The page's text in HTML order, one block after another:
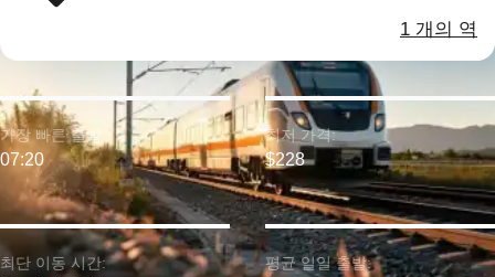
1 개의 역
최단 이동 시간:
가장 빠른 출발:
07:20
최저 가격:
$228
평균 일일 출발: